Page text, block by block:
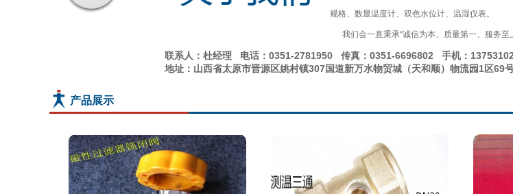
规格、数显温度计、双色水位计、温湿仪表。
我们会一直秉承“诚信为本、质量第一、服务至
产品展示
联系人：杜经理 电话： 0351-2781950 传真：0351-6696802 手机：
地址： 山西省太原市晋源区姚村镇307国道新万水物贸城（天和顺）物流园1区69